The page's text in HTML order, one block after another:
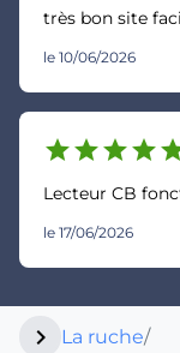
très bon site
le 10/06/2026
starstarstarstar
Lecteur CB
le 17/06/2026
chevron_right La ruche/